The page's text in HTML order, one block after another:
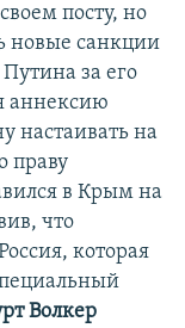
посту, но
новые санкции
за его
аннексию
настаивать на
праву
в Крым на
что
которая
Волкер